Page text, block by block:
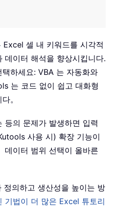
셀 내 키워드를 시각적
데이터 해석을 향상시킵니다.
하세요: VBA 는 자동화와
는 코드 없이 쉽고 대화형
。
등의 문제가 발생하면 입력
사용 시) 확장 기능이
데이터 범위 선택이 올바른
의하고 생산성을 높이는 방
기법이 더 많은 Excel 튜토리